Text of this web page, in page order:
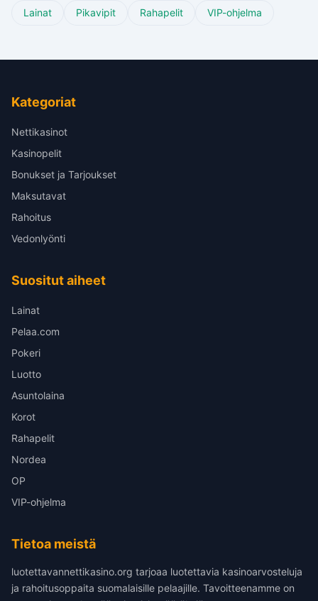
Lainat Pikavipit Rahapelit VIP-ohjelma
Kategoriat
Nettikasinot
Kasinopelit
Bonukset ja Tarjoukset
Maksutavat
Rahoitus
Vedonlyönti
Suositut aiheet
Lainat
Pelaa.com
Pokeri
Luotto
Asuntolaina
Korot
Rahapelit
Nordea
OP
VIP-ohjelma
Tietoa meistä
luotettavannettikasino.org tarjoaa luotettavia kasinoarvosteluja
ja rahoitusoppaita suomalaisille pelaajille. Tavoitteenamme on